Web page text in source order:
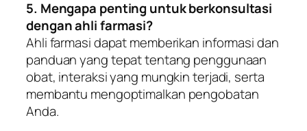
5. Mengapa penting untuk berkonsultasi
dengan ahli farmasi?
Ahli farmasi dapat memberikan informasi dan
panduan yang tepat tentang penggunaan
obat, interaksi yang mungkin terjadi, serta
membantu mengoptimalkan pengobatan
Anda.